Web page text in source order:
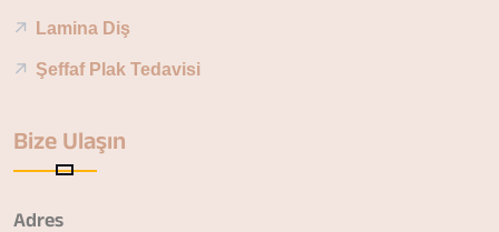
Lamina Diş
Şeffaf Plak Tedavisi
Bize Ulaşın
Adres